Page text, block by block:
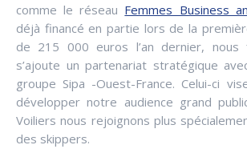
comme le réseau Femmes Business
déjà financé en partie lors de la
de 215 000 euros l’an dernier, nous
s’ajoute un partenariat stratégique
groupe Sipa -Ouest-France. Celui-ci
développer notre audience grand
Voiliers nous rejoignons plus
des skippers.